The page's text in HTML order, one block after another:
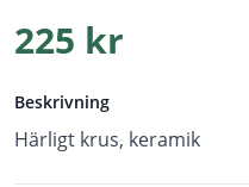
225 kr
Beskrivning
Härligt krus, keramik